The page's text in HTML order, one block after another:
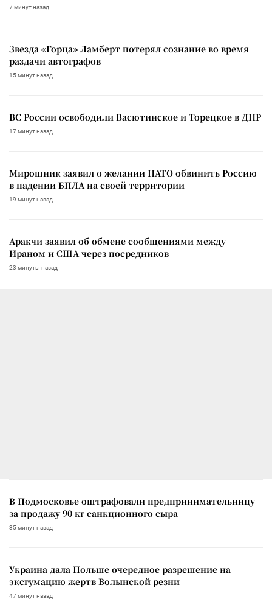
7 минут назад
Звезда «Горца» Ламберт потерял сознание во время
раздачи автографов
15 минут назад
ВС России освободили Васютинское и Торецкое в ДНР
17 минут назад
Мирошник заявил о желании НАТО обвинить Россию
в падении БПЛА на своей территории
19 минут назад
Аракчи заявил об обмене сообщениями между
Ираном и США через посредников
23 минуты назад
В Подмосковье оштрафовали предпринимательницу
за продажу 90 кг санкционного сыра
35 минут назад
Украина дала Польше очередное разрешение на
эксгумацию жертв Волынской резни
47 минут назад